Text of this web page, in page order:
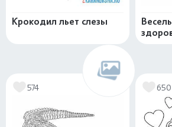
Крокодил льет слезы
574 650